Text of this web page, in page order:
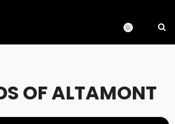
OF ALTAMONT